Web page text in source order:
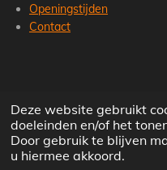
Deze website gebruikt
doeleinden en/of het
Door gebruik te blijven
u hiermee akkoord.
Openingstijden
Contact
© 2023 - 2026 Toko Baru
Powered by JouwWeb